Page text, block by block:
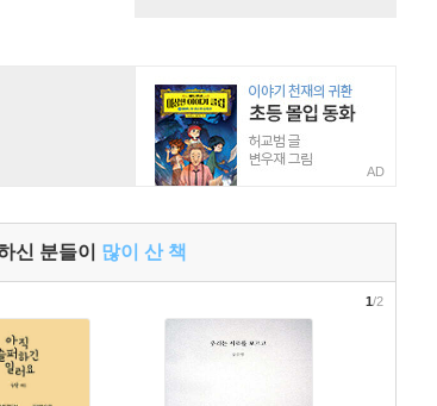
AD
신 분들이 많이 산 책
1/2